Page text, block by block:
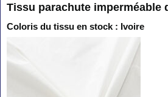
Tissu parachute imperméable
Coloris du tissu en stock : Ivoire